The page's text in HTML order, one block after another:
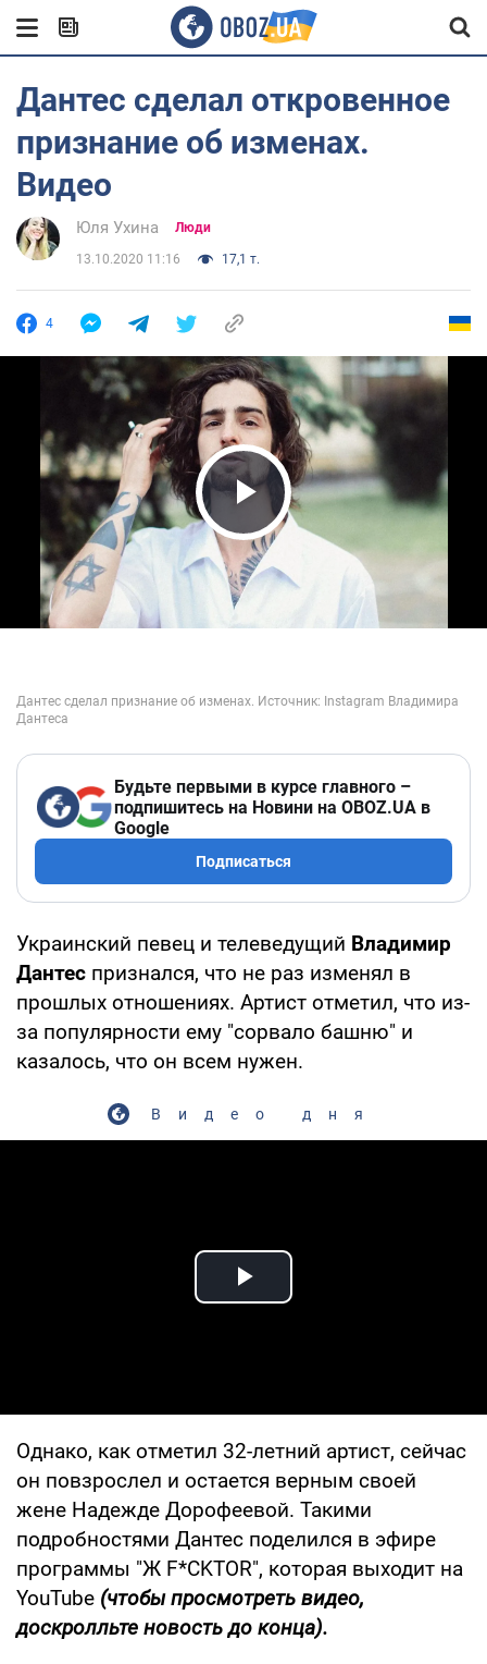
Дантес сделал откровенное
признание об изменах.
Видео
Юля Ухина Люди
13.10.2020 11:16 17,1 т.
4
Play Video
Будьте первыми в курсе главного –
подпишитесь на Новини на OBOZ.UA в
Google
Подписаться
Украинский певец и телеведущий Владимир
Дантес признался, что не раз изменял в
прошлых отношениях. Артист отметил, что из-
за популярности ему "сорвало башню" и
казалось, что он всем нужен.
Видео дня
Play Video
Однако, как отметил 32-летний артист, сейчас
он повзрослел и остается верным своей
жене Надежде Дорофеевой. Такими
подробностями Дантес поделился в эфире
программы "Ж F*CKTOR", которая выходит на
YouTube (чтобы просмотреть видео,
доскролльте новость до конца).